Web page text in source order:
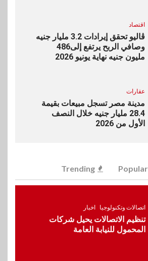
اقتصاد
ڤاليو تحقق إيرادات 3.2 مليار جنيه
وصافي الربح يرتفع إلى486
مليون جنيه نهاية يونيو 2026
عقارات
مدينة مصر تسجل مبيعات بقيمة
28.4 مليار جنيه خلال النصف
الأول من 2026
vivo تعيد تعريف مفهوم الفئة
المتوسطة مع إطلاق Y500
بنوك رياضة
وزير الشباب والرياضة يلتقي
Popular
Trending
اتصالات وتكنولوجيا اخبار
تنظيم الاتصالات يحيل شركات
المحمول للنيابة العامة